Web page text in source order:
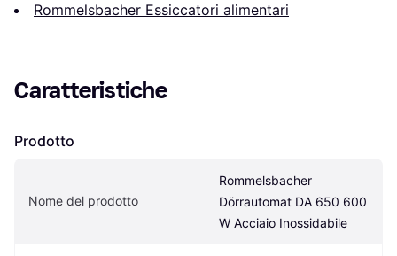
Rommelsbacher Essiccatori alimentari
Caratteristiche
Prodotto
Nome del prodotto
Rommelsbacher
Dörrautomat DA 650 600
W Acciaio Inossidabile